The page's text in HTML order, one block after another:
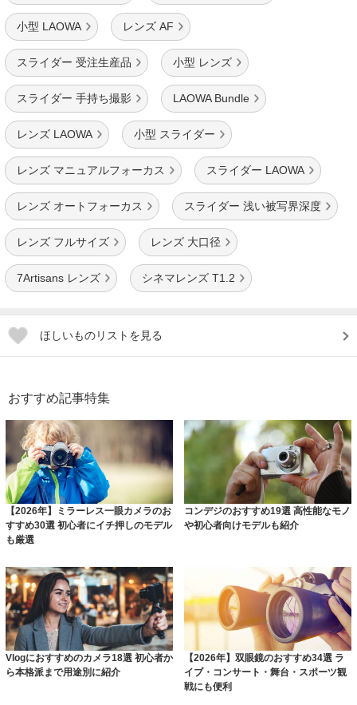
小型 LAOWA レンズ AF
スライダー 受注生産品 小型 レンズ
スライダー 手持ち撮影 LAOWA Bundle
レンズ LAOWA 小型 スライダー
レンズ マニュアルフォーカス スライダー LAOWA
レンズ オートフォーカス スライダー 浅い被写界深度
レンズ フルサイズ レンズ 大口径
7Artisans レンズ シネマレンズ T1.2
ほしいものリストを見る
おすすめ記事特集
【2026年】ミラーレス一眼カメラのお
すすめ30選 初心者にイチ押しのモデル
も厳選
コンデジのおすすめ19選 高性能なモノ
や初心者向けモデルも紹介
Vlogにおすすめのカメラ18選 初心者か
ら本格派まで用途別に紹介
【2026年】双眼鏡のおすすめ34選 ラ
イブ・コンサート・舞台・スポーツ観
戦にも便利